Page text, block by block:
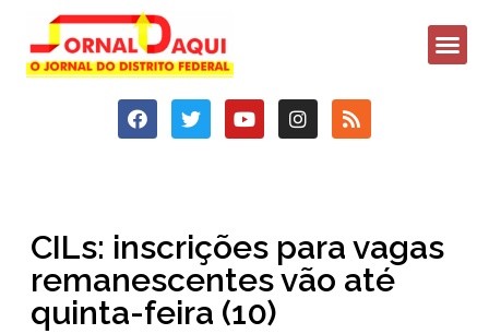
CILs: inscrições para vagas
remanescentes vão até
quinta-feira (10)